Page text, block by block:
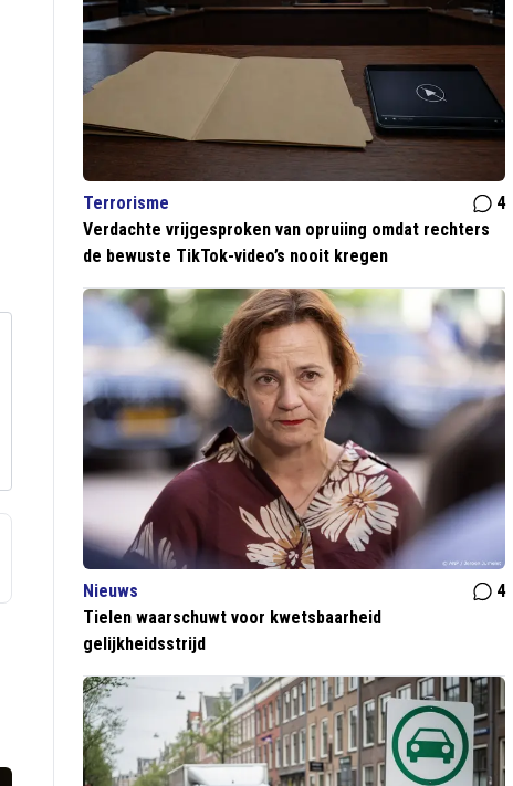
Terrorisme
4
Verdachte vrijgesproken van opruiing omdat rechters
de bewuste TikTok-video’s nooit kregen
Nieuws
4
Tielen waarschuwt voor kwetsbaarheid
gelijkheidsstrijd